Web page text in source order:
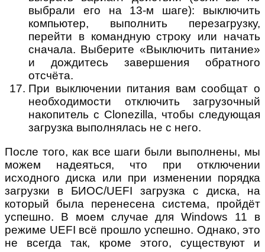
выбрали его на 13-м шаге): выключить
компьютер, выполнить перезагрузку,
перейти в командную строку или начать
сначала. Выберите «Выключить питание»
и дождитесь завершения обратного
отсчёта.
При выключении питания вам сообщат о
необходимости отключить загрузочный
накопитель с Clonezilla, чтобы следующая
загрузка выполнялась не с него.
После того, как все шаги были выполнены, мы
можем надеяться, что при отключении
исходного диска или при изменении порядка
загрузки в БИОС/UEFI загрузка с диска, на
который была перенесена система, пройдёт
успешно. В моем случае для Windows 11 в
режиме UEFI всё прошло успешно. Однако, это
не всегда так, кроме этого, существуют и